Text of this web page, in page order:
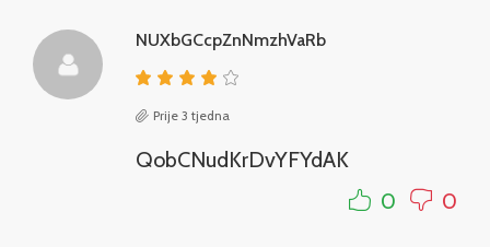
NUXbGCcpZnNmzhVaRb
Prije 3 tjedna
QobCNudKrDvYFYdAK
0
0